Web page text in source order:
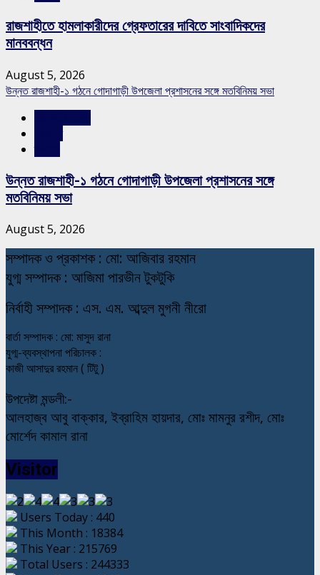
রাজশাহীতে হামলাকারীদের গ্রেফতারের দাবিতে সাংবাদিকদের
মানববন্ধন
August 5, 2026
উন্নত রাজশাহী-১ গঠনে গোদাগাড়ী উপজেলা প্রশাসনের সঙ্গে মতবিনিময় সভা
উন্নত রাজশাহী-১ গঠনে গোদাগাড়ী উপজেলা প্রশাসনের সঙ্গে
মতবিনিময় সভা
August 5, 2026
সম্পাদক ও প্রকাশক : মো: আজিবার রহমান
যুগ্ম সম্পাদক : আজিমা পারভীন টুকটুকি
নির্বাহী সম্পাদক : এস. এম. আব্দুল মুগনী নীরো
বার্তা সম্পাদক : মো: মাসুদ রানা
যুগ্ম-ব্যবস্থাপনা পরিচালক :
কাজী আসাদুর রহমান ( টিটু )
উপদেষ্টা মন্ডলী:-
আলহাজ্ব আবু বাক্কার, ইব্রাহিম হায়দার, মোঃ মামনুর রশীদ, মোঃ
মোর্শেদ কামাল রানা
Visitor
Users Today : 440
This Month : 18384
This Year : 215769
Total Users : 244333